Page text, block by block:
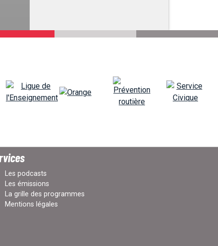
Les podcasts
Les émissions
La grille des programmes
Mentions légales